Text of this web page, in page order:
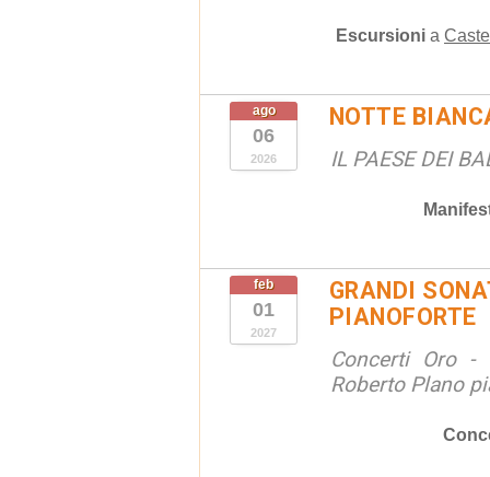
Escursioni a
ago
06
2026
NOTTE
IL PAESE DEI
feb
01
2027
GRANDI
PIANOFORTE
Concerti Oro -
Roberto Plano